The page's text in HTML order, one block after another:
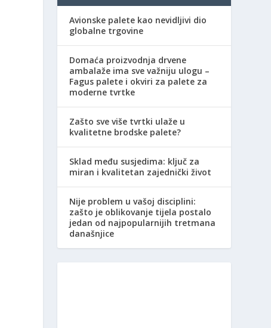
Avionske palete kao nevidljivi dio
globalne trgovine
Domaća proizvodnja drvene
ambalaže ima sve važniju ulogu –
Fagus palete i okviri za palete za
moderne tvrtke
Zašto sve više tvrtki ulaže u
kvalitetne brodske palete?
Sklad među susjedima: ključ za
miran i kvalitetan zajednički život
Nije problem u vašoj disciplini:
zašto je oblikovanje tijela postalo
jedan od najpopularnijih tretmana
današnjice